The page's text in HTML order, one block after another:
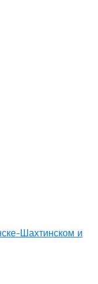
Шахтинском и